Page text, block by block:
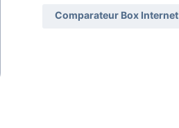
Comparateur Box Internet